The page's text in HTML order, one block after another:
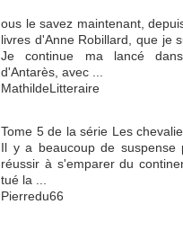
ous le savez maintenant,
livres d'Anne Robillard, que je
Je continue ma lancé
d'Antarès, avec ...
MathildeLitteraire
Tome 5 de la série Les
Il y a beaucoup de
réussir à s'emparer du
tué la ...
Pierredu66